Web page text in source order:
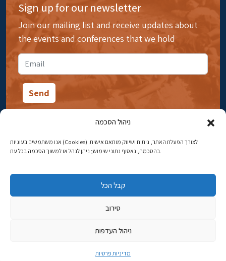
ניהול הסכמה
אנו משתמשים בעוגיות (Cookies) לצורך הפעלת האתר, ניתוח ושיווק מותאם אישית.
בהסכמה, נאסוף נתוני שימוש; ניתן לנהל או למשוך הסכמה בכל עת.
קבל הכל
סירוב
ניהול העדפות
מדיניות פרטיות
Sign up for our newsletter
Join our mailing list and receive updates about
the events and conferences that we hold
14 Ibn Gabirol Street, Rehavia, Jerusalem
najww2@ybz.org.il